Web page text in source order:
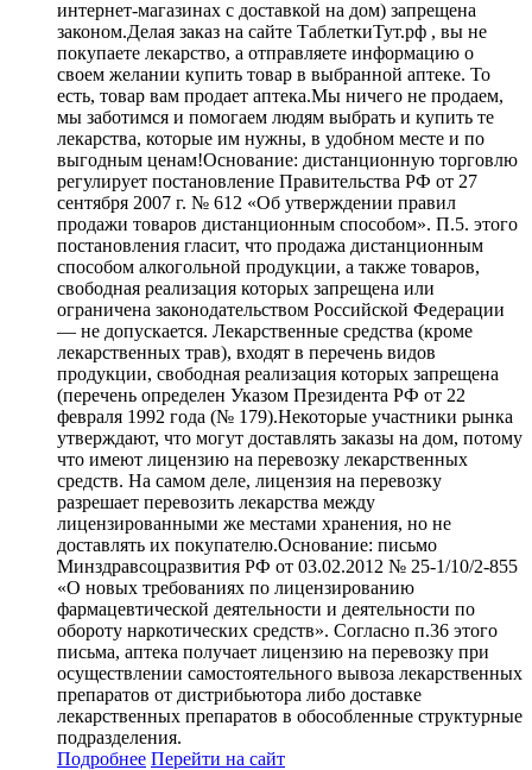
интернет-магазинах с доставкой на дом) запрещена
законом.Делая заказ на сайте ТаблеткиТут.рф , вы не
покупаете лекарство, а отправляете информацию о
своем желании купить товар в выбранной аптеке. То
есть, товар вам продает аптека.Мы ничего не продаем,
мы заботимся и помогаем людям выбрать и купить те
лекарства, которые им нужны, в удобном месте и по
выгодным ценам!Основание: дистанционную торговлю
регулирует постановление Правительства РФ от 27
сентября 2007 г. № 612 «Об утверждении правил
продажи товаров дистанционным способом». П.5. этого
постановления гласит, что продажа дистанционным
способом алкогольной продукции, а также товаров,
свободная реализация которых запрещена или
ограничена законодательством Российской Федерации
— не допускается. Лекарственные средства (кроме
лекарственных трав), входят в перечень видов
продукции, свободная реализация которых запрещена
(перечень определен Указом Президента РФ от 22
февраля 1992 года (№ 179).Некоторые участники рынка
утверждают, что могут доставлять заказы на дом, потому
что имеют лицензию на перевозку лекарственных
средств. На самом деле, лицензия на перевозку
разрешает перевозить лекарства между
лицензированными же местами хранения, но не
доставлять их покупателю.Основание: письмо
Минздравсоцразвития РФ от 03.02.2012 № 25-1/10/2-855
«О новых требованиях по лицензированию
фармацевтической деятельности и деятельности по
обороту наркотических средств». Согласно п.36 этого
письма, аптека получает лицензию на перевозку при
осуществлении самостоятельного вывоза лекарственных
препаратов от дистрибьютора либо доставке
лекарственных препаратов в обособленные структурные
подразделения.
Подробнее Перейти на сайт